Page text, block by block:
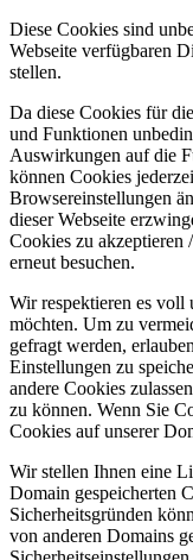
Diese Cookies sind
Webseite verfügbaren
stellen.
Da diese Cookies für
und Funktionen
Auswirkungen auf die
können Cookies
Browsereinstellungen
dieser Webseite
Cookies zu akzeptieren
erneut besuchen.
Wir respektieren es voll
möchten. Um zu
gefragt werden,
Einstellungen zu
andere Cookies
zu können. Wenn Sie
Cookies auf unserer
Wir stellen Ihnen eine
Domain gespeicherten
Sicherheitsgründen
von anderen Domains